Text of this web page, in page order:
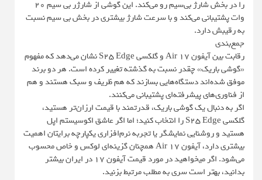
را در بخش شارژ بی‌سیم رو می‌کند. این گوشی از شارژر بی سیم ۲۰
وات پشتیبانی می‌کند و با سرعت شارژ بیشتری در بخش بی سیم نسبت
به رقیبش دارد.
جمع‌بندی
رقابت بین آیفون 17 Air و گلکسی S25 Edge نشان می‌دهد که مفهوم
«گوشی باریک» چقدر نسبت به گذشته تغییر کرده است. هر دو برند
موفق شده‌اند دستگاه‌هایی بسازند که هم ظریف و سبک هستند و هم
از فناوری‌های پیشرفته‌ای پشتیبانی می‌کنند.
اگر به دنبال یک گوشی باریک، قدرتمند با قیمت ارزان‌تر هستید،
گلکسی S25 Edge را انتخاب کنید؛ اما اگر عاشق اکوسیستم اپل
هستید و روشنایی نمایشگر یا تجربه نرم‌افزاری یکپارچه برایتان اهمیت
بیشتری دارد، آیفون 17 Air همچنان گزینه‌ای لوکس و خاص محسوب
می‌شود. اگر میخواهید در مورد قیمت آیفون 17 در ایران بیشتر
بدانید، بهتر است سری به مطلب مرتبط بزنید.